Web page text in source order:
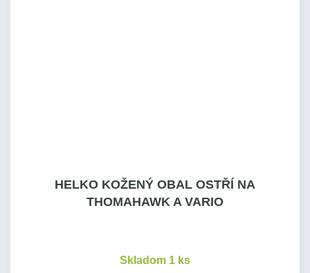
HELKO KOŽENÝ OBAL OSTŘÍ NA
THOMAHAWK A VARIO
Skladom 1 ks